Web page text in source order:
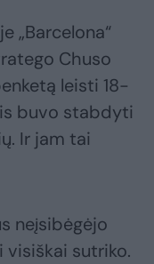
„Barcelona“
Chuso
leisti 18-
buvo stabdyti
Ir jam tai
neįsibėgėjo
visiškai sutriko.